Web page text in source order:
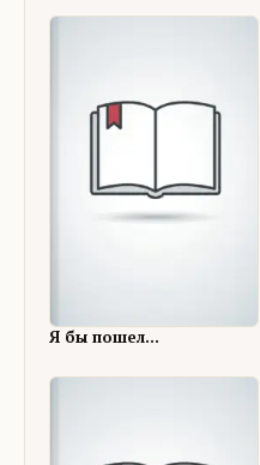
Я бы пошел...